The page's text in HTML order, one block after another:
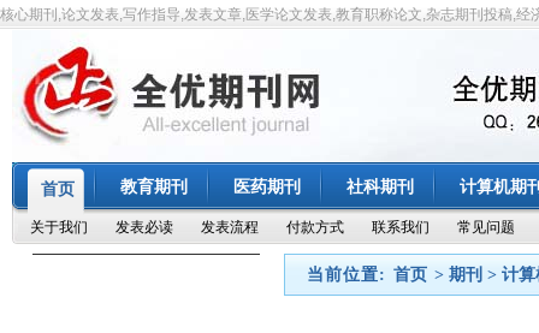
核心期刊,论文发表,写作指导,发表文章,医学论文发表,教育职称论文,杂志期刊投稿,经
首页 教育期刊 医药期刊 社科期刊 计算机期
关于我们 发表必读 发表流程 付款方式 联系我们 常见问题
当前位置: 首页 > 期刊 > 计